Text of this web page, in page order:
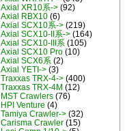
Axial XR10系->(92)
Axial RBX10(6)
Axial SCX10系->(219)
Axial SCX10-II系->(164)
Axial SCX10-III系(105)
Axial SCX10 Pro(10)
Axial SCX6系(2)
Axial YETI->(3)
Traxxas TRX-4->(400)
Traxxas TRX-4M (12)
MST Crawlers(76)
HPI Venture (4)
Tamiya Crawler->(32)
Carisma Crawler(15)